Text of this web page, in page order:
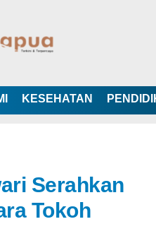
KESEHATAN
Serahkan
Tokoh